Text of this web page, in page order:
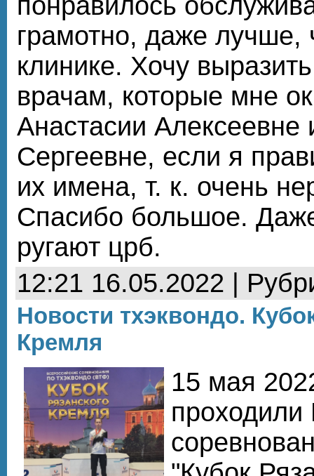
грамотно, даже лучше,
клинике. Хочу
врачам, которые мне
Анастасии Алексеевне
Сергеевне, если я
их имена, т. к. очень
Спасибо большое.
ругают црб.
12:21 16.05.2022 |
Новости тхэквондо.
Кремля
15 мая
проходили